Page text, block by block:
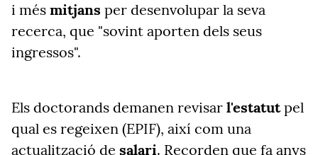
i més mitjans per desenvolupar la seva
recerca, que "sovint aporten dels seus
ingressos".
Els doctorands demanen revisar l'estatutpel
qual es regeixen (EPIF), així com una
actualització de salari. Recorden que fa anys